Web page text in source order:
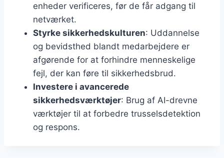
enheder verificeres, før de får adgang til
netværket.
Styrke sikkerhedskulturen: Uddannelse
og bevidsthed blandt medarbejdere er
afgørende for at forhindre menneskelige
fejl, der kan føre til sikkerhedsbrud.
Investere i avancerede
sikkerhedsværktøjer: Brug af AI-drevne
værktøjer til at forbedre trusselsdetektion
og respons.